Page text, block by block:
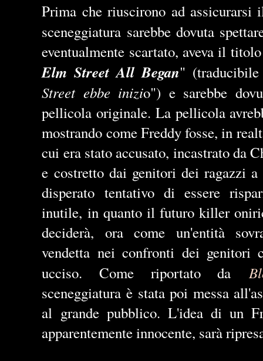
Prima che riuscirono ad
sceneggiatura sarebbe dovuta
eventualmente scartato, aveva il
Elm Street All Began"
Street ebbe inizio") e sarebbe
pellicola originale. La pellicola
mostrando come Freddy fosse, in
cui era stato accusato, incastrato da
e costretto dai genitori dei ragazzi
disperato tentativo di essere
inutile, in quanto il futuro killer
deciderà, ora come un'entità
vendetta nei confronti dei genitori
ucciso. Come riportato da
sceneggiatura è stata poi messa
al grande pubblico. L'idea di un
apparentemente innocente, sarà